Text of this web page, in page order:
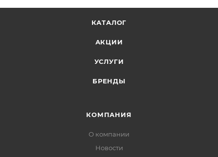
КАТАЛОГ
АКЦИИ
УСЛУГИ
БРЕНДЫ
КОМПАНИЯ
О компании
Новости